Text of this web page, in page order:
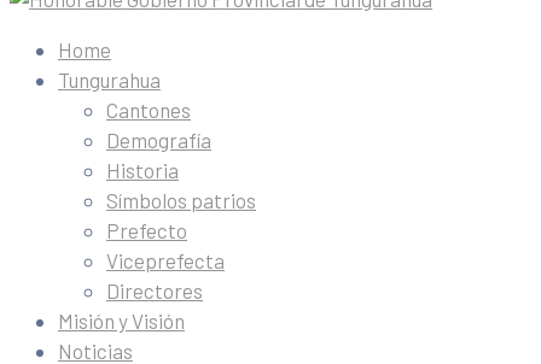
Home
Tungurahua
Cantones
Demografía
Historia
Símbolos patrios
Prefecto
Viceprefecta
Directores
Misión y Visión
Noticias